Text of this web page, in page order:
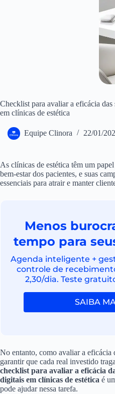
Checklist para avaliar a eficácia das
em clínicas de estética
Equipe Clinora 22/01/
As clínicas de estética têm um
bem-estar dos pacientes, e suas
essenciais para atrair e manter
Menos
tempo para
Agenda inteligente +
controle de
2,30/dia. Teste
SAIBA
No entanto, como avaliar a eficácia
garantir que cada real investido
checklist para avaliar a eficácia
digitais em clínicas de estética é
pode ajudar nessa tarefa.